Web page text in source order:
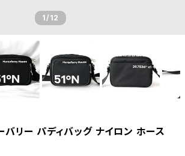
1/12
リー パディバッグ ナイロン ホース